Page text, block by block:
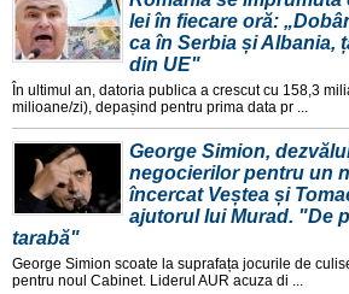
lei în fiecare oră:
ca în Serbia și Albania,
din UE"
În ultimul an, datoria publica a crescut cu 158,3
milioane/zi), depașind pentru prima data pr ...
George Simion,
negocierilor pentru un
încercat Veștea și
ajutorul lui Murad. "De
tarabă"
George Simion scoate la suprafața jocurile de
pentru noul Cabinet. Liderul AUR acuza di ...